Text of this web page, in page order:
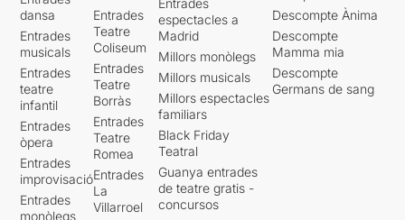
dansa
Entrades
musicals
Entrades
teatre
infantil
Entrades
òpera
Entrades
improvisació
Entrades
monòlegs
Entrades
Teatre
Coliseum
Entrades
Teatre
Borràs
Entrades
Teatre
Romea
Entrades
La
Villarroel
Entrades
espectacles a
Madrid
Millors monòlegs
Millors musicals
Millors espectacles
familiars
Black Friday
Teatral
Guanya entrades
de teatre gratis -
concursos
Descompte Ànima
Descompte
Mamma mia
Descompte
Germans de sang